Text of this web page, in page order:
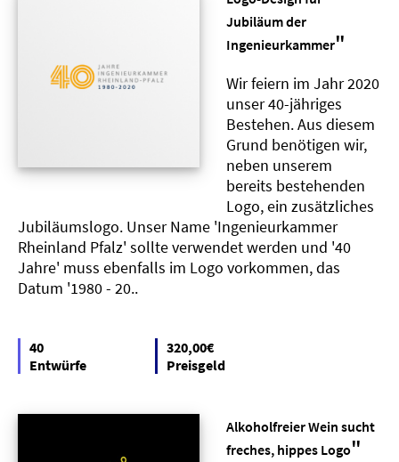
Jubiläum der
Ingenieurkammer"
Wir feiern im Jahr 2020
unser 40-jähriges
Bestehen. Aus diesem
Grund benötigen wir,
neben unserem
bereits bestehenden
Logo, ein zusätzliches
Jubiläumslogo. Unser Name 'Ingenieurkammer
Rheinland Pfalz' sollte verwendet werden und '40
Jahre' muss ebenfalls im Logo vorkommen, das
Datum '1980 - 20..
40
Entwürfe
320,00€
Preisgeld
Alkoholfreier Wein sucht
freches, hippes Logo"